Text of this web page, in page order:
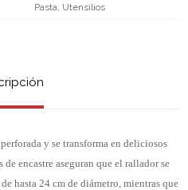
Pasta, Utensilios
y se transforma en deliciosos
de encastre aseguran que el rallador se
hasta 24 cm de diámetro, mientras que